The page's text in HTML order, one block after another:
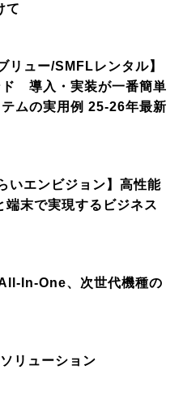
て
リュー/SMFLレンタル】
ド 導入・実装が一番簡単
ムの実用例 25-26年最新
いエンビジョン】高性能
端末で実現するビジネス
In-One、次世代機種の
リューション